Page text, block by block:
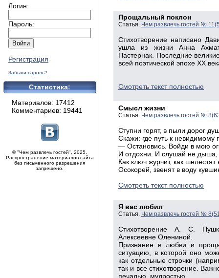
Логин:
Пароль:
Регистрация
Забыли пароль?
Статистика:
Материалов: 17412
Комментариев: 19441
© "Чем развлечь гостей", 2025.
Распространение материалов сайта
без письменного разрешения
запрещено.
Прощальный поклон
Статья. Чем развлечь гостей №
Стихотворение написано
ушла из жизни Анна
Пастернак. Послед­ние
всей поэти­ческой эпохе ХХ
Смотреть текст полностью
Смысл жизни
Статья. Чем развлечь гостей №
Ступни горят, в пыли дорог
Скажи: где путь к невидимому
— Остановись. Войди в мою
И отдохни. И слушай не дыша,
Как ключ журчит, как шелестят
Осокорей , звенят в воду
Смотреть текст полностью
Я вас любил
Статья. Чем развлечь гостей №
Стихотворение А. С.
Алексеевне Олениной.
Признание в любви и
ситуацию, в которой оно
как отдельные строчки
так и все стихотворение.
печалью, мудростью.